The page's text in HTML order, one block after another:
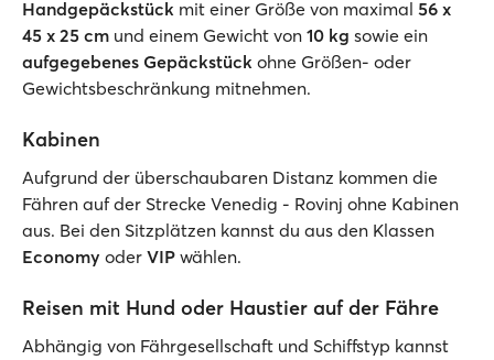
Handgepäckstück mit einer Größe von maximal 56 x
45 x 25 cm und einem Gewicht von 10 kg sowie ein
aufgegebenes Gepäckstück ohne Größen- oder
Gewichtsbeschränkung mitnehmen.
Kabinen
Aufgrund der überschaubaren Distanz kommen die
Fähren auf der Strecke Venedig - Rovinj ohne Kabinen
aus. Bei den Sitzplätzen kannst du aus den Klassen
Economy oder VIP wählen.
Reisen mit Hund oder Haustier auf der Fähre
Abhängig von Fährgesellschaft und Schiffstyp kannst